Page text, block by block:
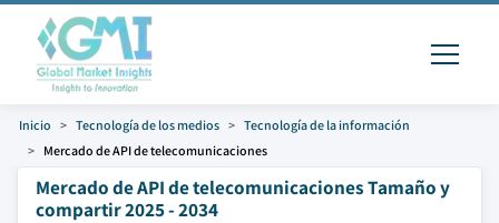
Inicio Tecnología de los medios
Tecnología de la información
Mercado de API de telecomunicaciones
Mercado de API de telecomunicaciones Tamaño y
compartir 2025 - 2034